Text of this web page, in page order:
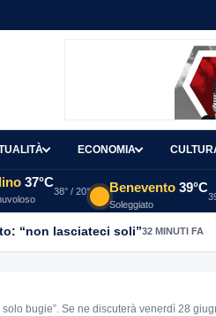
ECONOMIA
37°C
38° / 20° Benevento 39°C
Soleggiato
“non lasciateci soli”32 MINUTI FA
bugie”. Se ne discuterà venerdì 28